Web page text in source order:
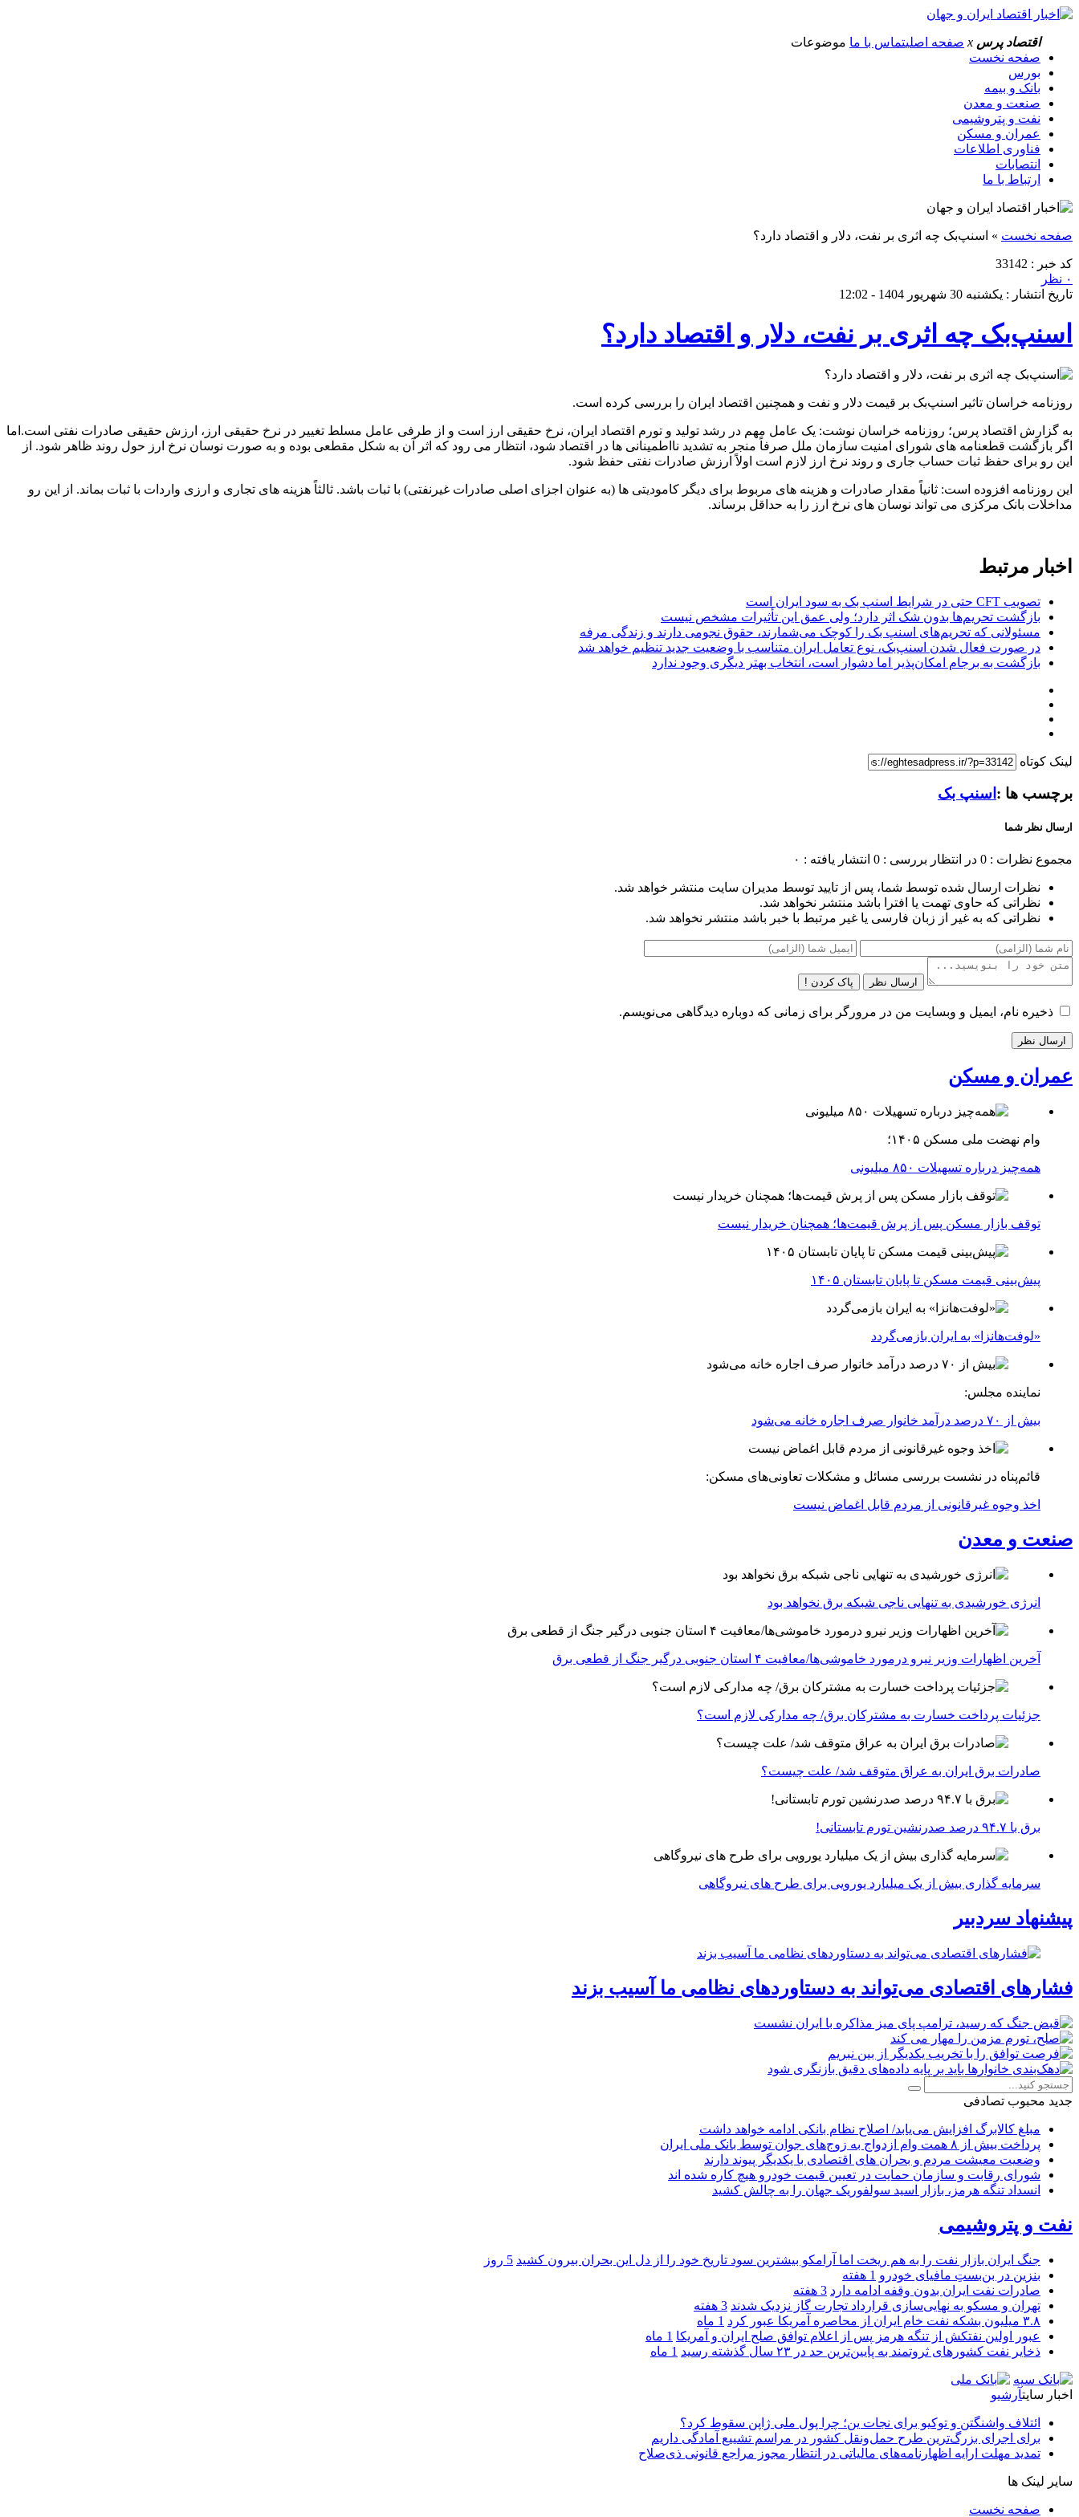
اقتصاد پرس x صفحه اصلیتماس با ما موضوعات
صفحه نخست
بورس
بانک و بیمه
صنعت و معدن
نفت و پتروشیمی
عمران و مسکن
فناوری اطلاعات
انتصابات
ارتباط با ما
صفحه نخست » اسنپ‌بک چه اثری بر نفت، دلار و اقتصاد دارد؟
کد خبر : 33142
۰ نظر
تاریخ انتشار : یکشنبه 30 شهریور 1404 - 12:02
اسنپ‌بک چه اثری بر نفت، دلار و اقتصاد دارد؟
روزنامه خراسان تاثیر اسنپ‌بک بر قیمت دلار و نفت و همچنین اقتصاد ایران را بررسی کرده است.
به گزارش اقتصاد پرس؛ روزنامه خراسان نوشت: یک عامل مهم در رشد تولید و تورم اقتصاد ایران، نرخ حقیقی ارز است و از طرفی عامل مسلط تغییر در نرخ حقیقی ارز، ارزش حقیقی صادرات نفتی است.اما
اگر بازگشت قطعنامه های شورای امنیت سازمان ملل صرفاً منجر به تشدید نااطمینانی ها در اقتصاد شود، انتظار می رود که اثر آن به شکل مقطعی بوده و به صورت نوسان نرخ ارز حول روند ظاهر شود. از
این رو برای حفظ ثبات حساب جاری و روند نرخ ارز لازم است اولاً ارزش صادرات نفتی حفظ شود.
این روزنامه افزوده است: ثانیاً مقدار صادرات و هزینه های مربوط برای دیگر کامودیتی ها (به عنوان اجزای اصلی صادرات غیرنفتی) با ثبات باشد. ثالثاً هزینه های تجاری و ارزی واردات با ثبات بماند. از این رو
مداخلات بانک مرکزی می تواند نوسان های نرخ ارز را به حداقل برساند.
اخبار مرتبط
تصویب CFT حتی در شرایط اسنپ بک به سود ایران است
بازگشت تحریم‌ها بدون شک اثر دارد؛ ولی عمق این تأثیرات مشخص نیست
مسئولانی که تحریم‌های اسنپ بک را کوچک می‌شمارند، حقوق نجومی دارند و زندگی مرفه
در صورت فعال شدن اسنپ‌بک، نوع تعامل ایران متناسب با وضعیت جدید تنظیم خواهد شد
بازگشت به برجام امکان‌پذیر اما دشوار است، انتخاب بهتر دیگری وجود ندارد
لینک کوتاه
برچسب ها : اسنپ بک
ارسال نظر شما
مجموع نظرات : 0 در انتظار بررسی : 0 انتشار یافته : ۰
نظرات ارسال شده توسط شما، پس از تایید توسط مدیران سایت منتشر خواهد شد.
نظراتی که حاوی تهمت یا افترا باشد منتشر نخواهد شد.
نظراتی که به غیر از زبان فارسی یا غیر مرتبط با خبر باشد منتشر نخواهد شد.
ارسال نظر پاک کردن !
ذخیره نام، ایمیل و وبسایت من در مرورگر برای زمانی که دوباره دیدگاهی می‌نویسم.
عمران و مسکن
وام نهضت ملی مسکن ۱۴۰۵؛
همه‌چیز درباره تسهیلات ۸۵۰ میلیونی
توقف بازار مسکن پس از پرش قیمت‌ها؛ همچنان خریدار نیست
پیش‌بینی قیمت مسکن تا پایان تابستان ۱۴۰۵
«لوفت‌هانزا» به ایران بازمی‌گردد
نماینده مجلس:
بیش از ۷۰ درصد درآمد خانوار صرف اجاره خانه می‌شود
قائم‌پناه در نشست بررسی مسائل و مشکلات تعاونی‌های مسکن:
اخذ وجوه غیرقانونی از مردم قابل اغماض نیست
صنعت و معدن
انرژی خورشیدی به تنهایی ناجی شبکه برق نخواهد بود
آخرین اظهارات وزیر نیرو درمورد خاموشی‌ها/معافیت ۴ استان جنوبی درگیر جنگ از قطعی برق
جزئیات پرداخت خسارت به مشترکان برق/ چه مدارکی لازم است؟
صادرات برق ایران به عراق متوقف شد/ علت چیست؟
برق با ۹۴.۷ درصد صدرنشین تورم تابستانی!
سرمایه گذاری بیش از یک میلیارد یورویی برای طرح های نیروگاهی
پیشنهاد سردبیر
فشارهای اقتصادی می‌تواند به دستاوردهای نظامی ما آسیب بزند
جدید محبوب تصادفی
مبلغ کالابرگ افزایش می‌یابد/ اصلاح نظام بانکی ادامه خواهد داشت
پرداخت بیش از ۸ همت وام ازدواج به زوج‌های جوان توسط بانک ملی ایران
وضعیت معیشت مردم و بحران های اقتصادی با یکدیگر پیوند دارند
شورای رقابت و سازمان حمایت در تعیین قیمت خودرو هیچ کاره شده اند
انسداد تنگه هرمز، بازار اسید سولفوریک جهان را به چالش کشید
نفت و پتروشیمی
جنگ ایران بازار نفت را به هم ریخت اما آرامکو بیشترین سود تاریخ خود را از دل این بحران بیرون کشید 5 روز
بنزین در بن‌بستِ مافیای خودرو 1 هفته
صادرات نفت ایران بدون وقفه ادامه دارد 3 هفته
تهران و مسکو به نهایی‌سازی قرارداد تجارت گاز نزدیک شدند 3 هفته
۳.۸ میلیون بشکه نفت خام ایران از محاصره آمریکا عبور کرد
1 ماه
عبور اولین نفتکش از تنگه هرمز پس از اعلام توافق صلح ایران و آمریکا 1 ماه
ذخایر نفت کشورهای ثروتمند به پایین‌ترین حد در ۲۳ سال گذشته رسید
1 ماه
اخبار سایتآرشیو
ائتلاف واشنگتن و توکیو برای نجات ین؛ چرا پول ملی ژاپن سقوط کرد؟
برای اجرای بزرگ‌ترین طرح حمل‌ونقل کشور در مراسم تشییع آمادگی داریم
تمدید مهلت ارایه اظهارنامه‌های مالیاتی در انتظار مجوز مراجع قانونی ذی‌‏صلاح
سایر لینک ها
صفحه نخست